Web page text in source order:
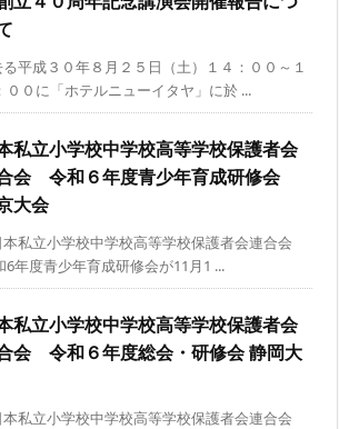
平成３０年８月２５日（土）１４：００～１
００に「ホテルニューイタヤ」に於 ...
私立小学校中学校高等学校保護者会
会 令和６年度青少年育成研修会
大会
本私立小学校中学校高等学校保護者会連合会
6年度青少年育成研修会が11月1 ...
私立小学校中学校高等学校保護者会
会 令和６年度総会・研修会 静岡大
本私立小学校中学校高等学校保護者会連合会